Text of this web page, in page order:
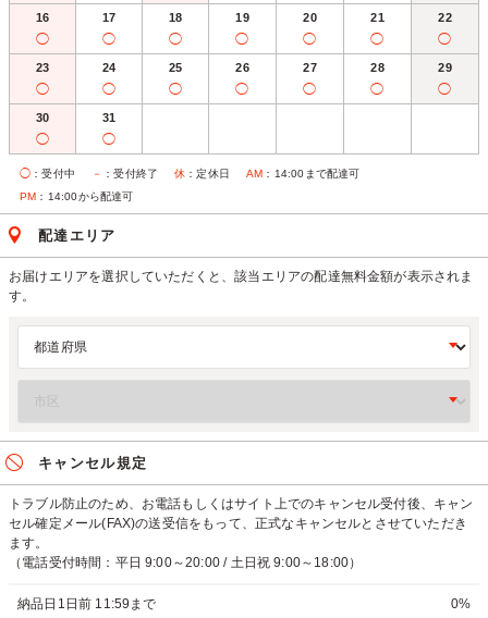
16
◯
17
◯
18
◯
19
◯
20
◯
21
◯
22
◯
23
◯
24
◯
25
◯
26
◯
27
◯
28
◯
29
◯
30
◯
31
◯
◯ ：受付中 － ：受付終了 休 ：定休日 AM ：14:00まで配達可
PM ：14:00から配達可
配達エリア
お届けエリアを選択していただくと、該当エリアの配達無料金額が表示されま
す。
キャンセル規定
トラブル防止のため、お電話もしくはサイト上でのキャンセル受付後、キャン
セル確定メール(FAX)の送受信をもって、正式なキャンセルとさせていただき
ます。
（電話受付時間：平日 9:00～20:00 / 土日祝 9:00～18:00）
納品日1日前 11:59まで 0%